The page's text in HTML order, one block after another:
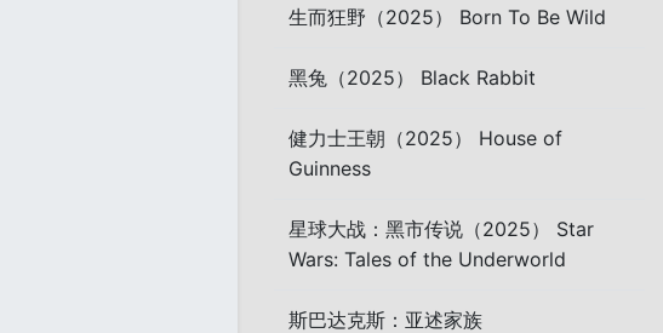
生而狂野（2025） Born To Be Wild
黑兔（2025） Black Rabbit
健力士王朝（2025） House of
Guinness
星球大战：黑市传说（2025） Star
Wars: Tales of the Underworld
斯巴达克斯：亚述家族